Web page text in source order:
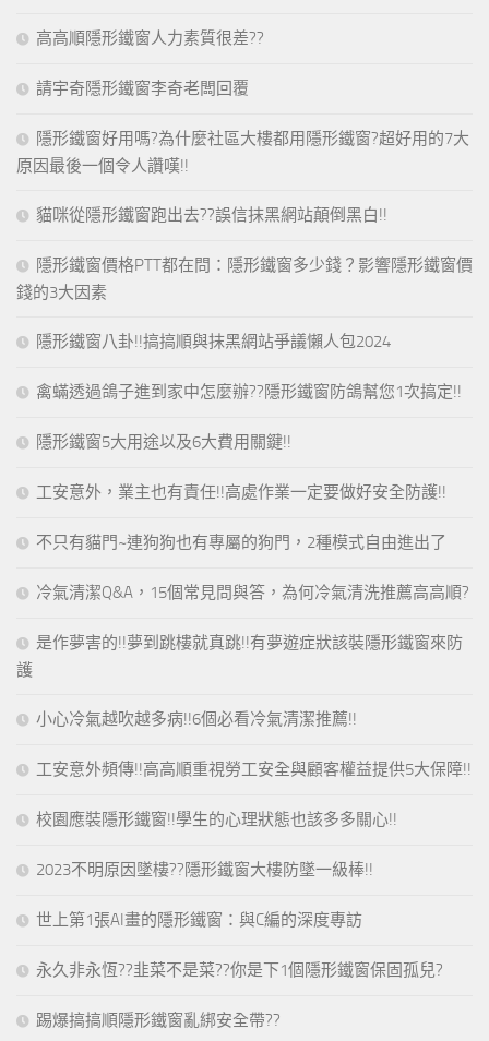
高高順隱形鐵窗人力素質很差??
請宇奇隱形鐵窗李奇老闆回覆
隱形鐵窗好用嗎?為什麼社區大樓都用隱形鐵窗?超好用的7大
原因最後一個令人讚嘆!!
貓咪從隱形鐵窗跑出去??誤信抹黑網站顛倒黑白!!
隱形鐵窗價格PTT都在問：隱形鐵窗多少錢？影響隱形鐵窗價
錢的3大因素
隱形鐵窗八卦!!搞搞順與抹黑網站爭議懶人包2024
禽蟎透過鴿子進到家中怎麼辦??隱形鐵窗防鴿幫您1次搞定!!
隱形鐵窗5大用途以及6大費用關鍵!!
工安意外，業主也有責任!!高處作業一定要做好安全防護!!
不只有貓門~連狗狗也有專屬的狗門，2種模式自由進出了
冷氣清潔Q&A，15個常見問與答，為何冷氣清洗推薦高高順?
是作夢害的!!夢到跳樓就真跳!!有夢遊症狀該裝隱形鐵窗來防
護
小心冷氣越吹越多病!!6個必看冷氣清潔推薦!!
工安意外頻傳!!高高順重視勞工安全與顧客權益提供5大保障!!
校園應裝隱形鐵窗!!學生的心理狀態也該多多關心!!
2023不明原因墜樓??隱形鐵窗大樓防墜一級棒!!
世上第1張AI畫的隱形鐵窗：與C編的深度專訪
永久非永恆??韭菜不是菜??你是下1個隱形鐵窗保固孤兒?
踢爆搞搞順隱形鐵窗亂綁安全帶??